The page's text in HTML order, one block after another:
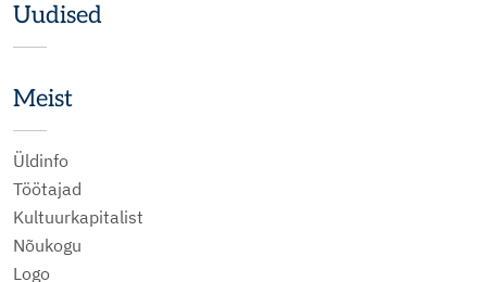
Uudised
Meist
Üldinfo
Töötajad
Kultuurkapitalist
Nõukogu
Logo